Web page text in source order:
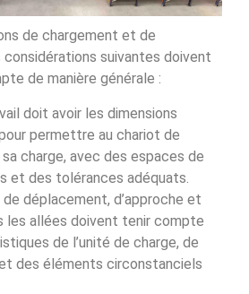
de chargement et de
suivantes doivent
de manière générale :
doit avoir les dimensions
permettre au chariot de
charge, avec des espaces de
et des tolérances adéquats.
déplacement, d’approche et
les allées doivent tenir compte
de l’unité de charge, de
des éléments circonstanciels